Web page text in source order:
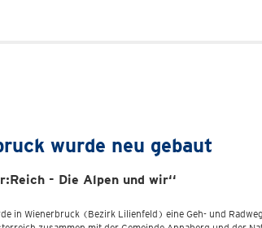
wurde neu gebaut
- Die Alpen und wir‘‘
in Wienerbruck (Bezirk Lilienfeld) eine Geh- und